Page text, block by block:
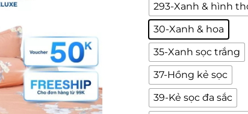
293-Xanh & hình
30-Xanh & hoa
35-Xanh sọc trắng
37-Hồng kẻ sọc
39-Kẻ sọc đa sắc